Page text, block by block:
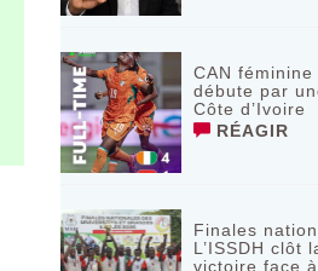
CAN
débute par
Côte d’Ivoire
RÉAGIR
Finales
L’ISSDH clôt
victoire face à